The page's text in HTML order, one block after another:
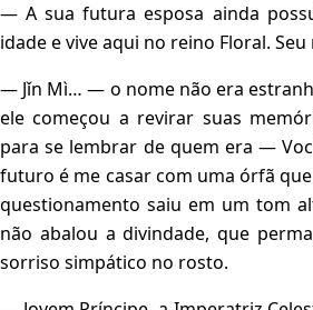
— A sua futura esposa ainda
idade e vive aqui no reino Floral. Seu
— Jǐn Mì… — o nome não era
ele começou a revirar suas
para se lembrar de quem era —
futuro é me casar com uma órfã
questionamento saiu em um tom
não abalou a divindade, que
sorriso simpático no rosto.